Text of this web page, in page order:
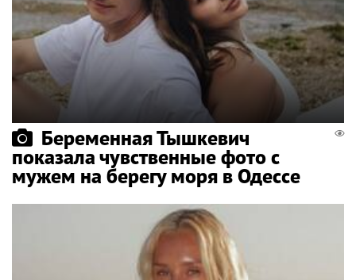
Беременная Тышкевич
показала чувственные фото с
мужем на берегу моря в Одессе